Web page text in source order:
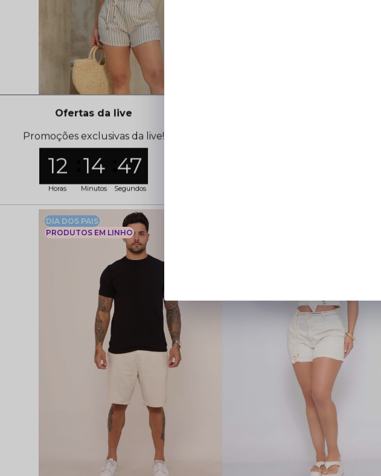
Cadastre-se para ver o preço
DIA DOS PAIS
PRODUTOS EM LINHO
Ofertas da live
Promoções exclusivas da live!
12
Horas
14
Minutos
46
Segundos